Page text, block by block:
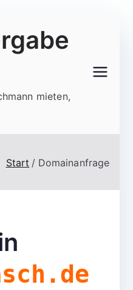
mieten,
Start Domainanfrage